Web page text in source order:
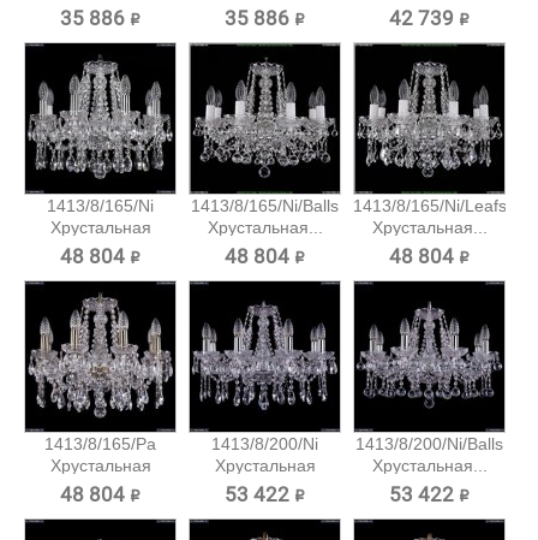
35 886 ₽ 35 886 ₽
подвесная...
42 739 ₽
1413/8/165/Ni
Хрустальная
подвесная...
48 804 ₽
1413/8/165/Ni/Balls
Хрустальная...
48 804 ₽
1413/8/165/Ni/Leafs
Хрустальная...
48 804 ₽
1413/8/165/Pa
Хрустальная
подвесная...
48 804 ₽
1413/8/200/Ni
Хрустальная
подвесная...
53 422 ₽
1413/8/200/Ni/Balls
Хрустальная...
53 422 ₽